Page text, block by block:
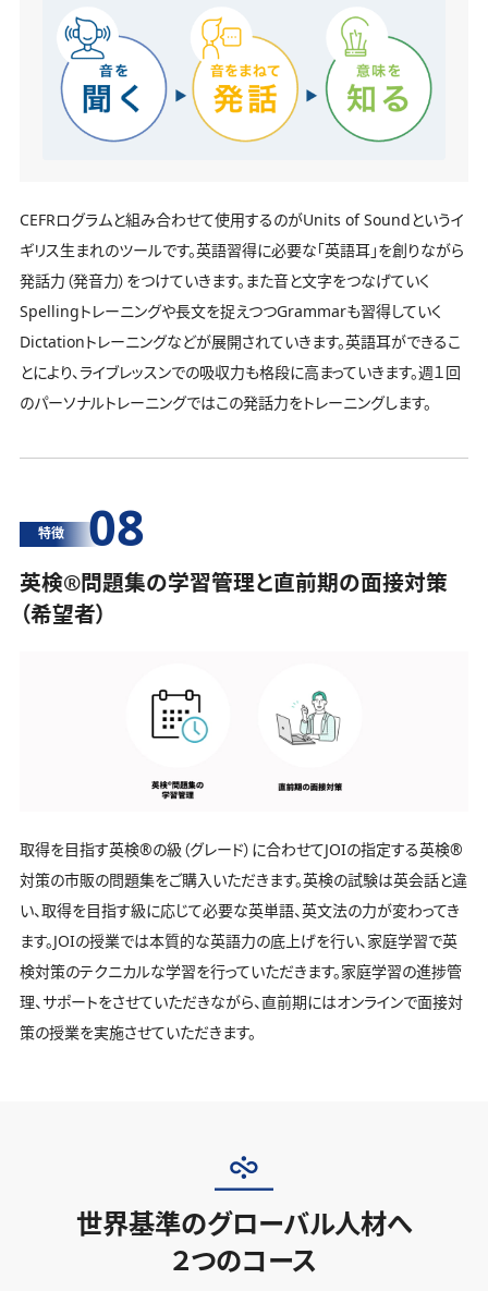
CEFRログラムと組み合わせて使用するのがUnits of Soundというイ
ギリス生まれのツールです。英語習得に必要な「英語耳」を創りながら
発話力（発音力）をつけていきます。また音と文字をつなげていく
Spellingトレーニングや長文を捉えつつGrammarも習得していく
Dictationトレーニングなどが展開されていきます。英語耳ができるこ
とにより、ライブレッスンでの吸収力も格段に高まっていきます。週１回
のパーソナルトレーニングではこの発話力をトレーニングします。
特徴 08
英検®️問題集の学習管理と直前期の面接対策
（希望者）
取得を目指す英検®️の級（グレード）に合わせてJOIの指定する英検®️
対策の市販の問題集をご購入いただきます。英検の試験は英会話と違
い、取得を目指す級に応じて必要な英単語、英文法の力が変わってき
ます。JOIの授業では本質的な英語力の底上げを行い、家庭学習で英
検対策のテクニカルな学習を行っていただきます。家庭学習の進捗管
理、サポートをさせていただきながら、直前期にはオンラインで面接対
策の授業を実施させていただきます。
世界基準のグローバル人材へ
２つのコース